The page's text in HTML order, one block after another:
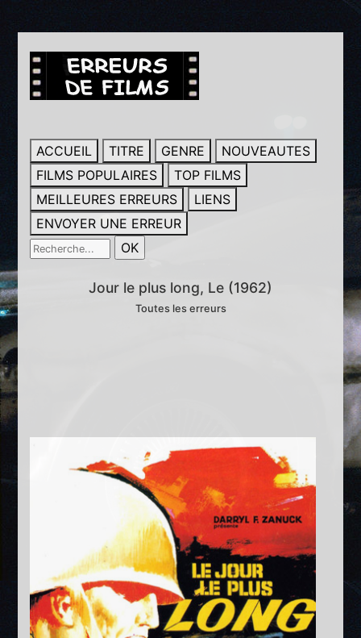
ACCUEIL TITRE GENRE
NOUVEAUTES
FILMS POPULAIRES
TOP FILMS
MEILLEURES ERREURS
LIENS
ENVOYER UNE ERREUR
Jour le plus long, Le (1962)
Toutes les erreurs